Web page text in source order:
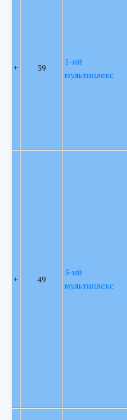
+ 39
1-ий
мультиплекс
+ 49
5-ий
мультиплекс